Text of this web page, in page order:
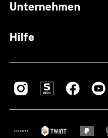
Unternehmen
Hilfe